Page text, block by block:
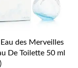
des Merveilles
De Toilette 50 ml